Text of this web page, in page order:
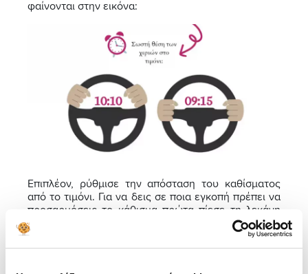
φαίνονται στην εικόνα:
Επιπλέον, ρύθμισε την απόσταση του καθίσματος
από το τιμόνι. Για να δεις σε ποια εγκοπή πρέπει να
προσαρμόσεις το κάθισμα πρώτα πίεσε τη λεκάνη
σου στο κάτω μέρος του καθίσματος, έτσι ώστενα
μην υπάρχει κενό
μεταξύ της κάτω πλάτης και της
πλάτης του καθίσματος.